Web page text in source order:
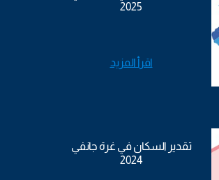
2025
اقرأ المزيد
تقدير السكان في غرة جانفي
2024